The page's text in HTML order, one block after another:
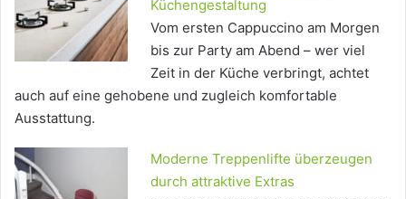
Küchengestaltung
Vom ersten Cappuccino am Morgen
bis zur Party am Abend – wer viel
Zeit in der Küche verbringt, achtet
auch auf eine gehobene und zugleich komfortable
Ausstattung.
Moderne Treppenlifte überzeugen
durch attraktive Extras